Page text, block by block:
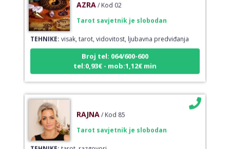
Tarot savjetnik je slobodan
TEHNIKE:visak, tarot, vidovitost, ljubavna predviđanja
Broj tel: 064/600-600
tel:0,93€ - mob:1,12€ min
RAJNA
/ Kod 85
Tarot savjetnik je slobodan
TEHNIKE:tarot, razgovori